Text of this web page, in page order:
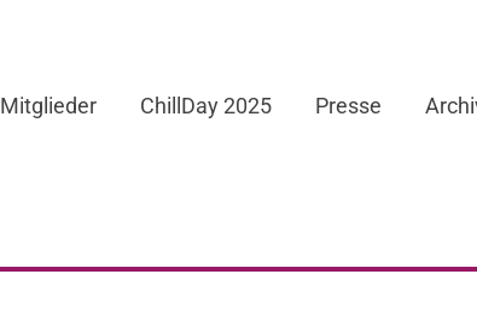
Mitglieder ChillDay 2025 Presse